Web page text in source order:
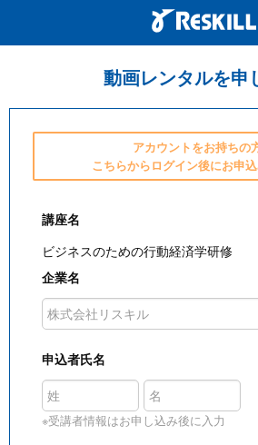
動画レンタルを申
アカウントをお持ちの
こちらからログイン後にお申
講座名
ビジネスのための行動経済学研修
企業名
申込者氏名
※受講者情報はお申し込み後に入力